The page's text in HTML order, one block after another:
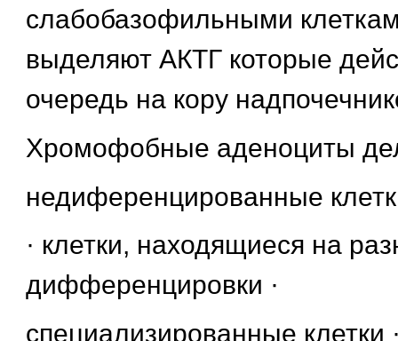
слабобазофильными
выделяют АКТГ которые
очередь на кору
Хромофобные аденоциты
недиференцированные
· клетки, находящиеся на
дифференцировки ·
специализированные клетки